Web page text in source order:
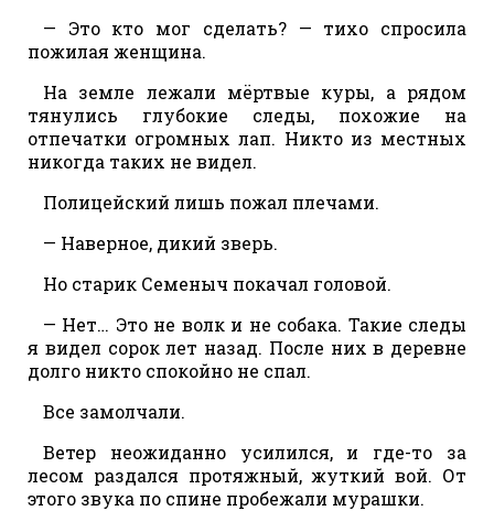
— Это кто мог сделать? — тихо спросила
пожилая женщина.
На земле лежали мёртвые куры, а рядом
тянулись глубокие следы, похожие на
отпечатки огромных лап. Никто из местных
никогда таких не видел.
Полицейский лишь пожал плечами.
— Наверное, дикий зверь.
Но старик Семеныч покачал головой.
— Нет… Это не волк и не собака. Такие следы
я видел сорок лет назад. После них в деревне
долго никто спокойно не спал.
Все замолчали.
Ветер неожиданно усилился, и где-то за
лесом раздался протяжный, жуткий вой. От
этого звука по спине пробежали мурашки.